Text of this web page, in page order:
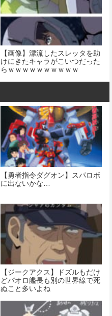
【画像】漂流したスレッタを助
けにきたキャラがこいつだった
らｗｗｗｗｗｗｗｗｗｗ
【勇者指令ダグオン】スパロボ
に出ないかな…
【ジークアクス】ドズルもだけ
どパオロ艦長も別の世界線で死
ぬこと多いよね